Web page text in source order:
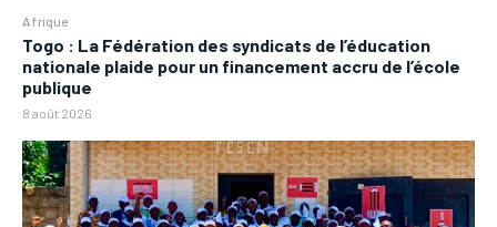
Afrique
Togo : La Fédération des syndicats de l’éducation
nationale plaide pour un financement accru de l’école
publique
8 août 2026